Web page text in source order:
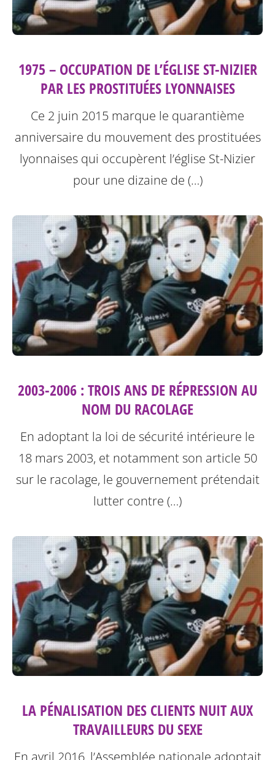
1975 – OCCUPATION DE L’ÉGLISE ST-NIZIER
PAR LES PROSTITUÉES LYONNAISES
Ce 2 juin 2015 marque le quarantième
anniversaire du mouvement des prostituées
lyonnaises qui occupèrent l’église St-Nizier
pour une dizaine de (…)
2003-2006 : TROIS ANS DE RÉPRESSION AU
NOM DU RACOLAGE
En adoptant la loi de sécurité intérieure le
18 mars 2003, et notamment son article 50
sur le racolage, le gouvernement prétendait
lutter contre (…)
LA PÉNALISATION DES CLIENTS NUIT AUX
TRAVAILLEURS DU SEXE